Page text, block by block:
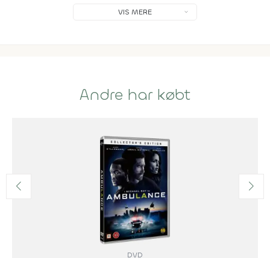
VIS MERE
Andre har købt
DVD